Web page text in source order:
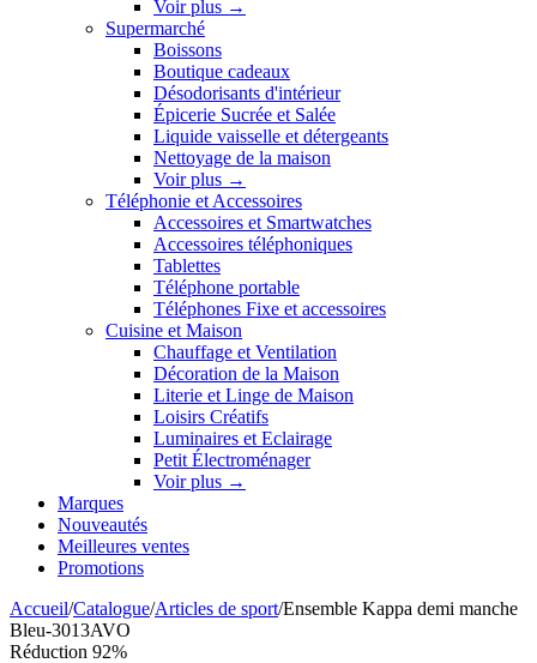
Voir plus →
Supermarché
Boissons
Boutique cadeaux
Désodorisants d'intérieur
Épicerie Sucrée et Salée
Liquide vaisselle et détergeants
Nettoyage de la maison
Voir plus →
Téléphonie et Accessoires
Accessoires et Smartwatches
Accessoires téléphoniques
Tablettes
Téléphone portable
Téléphones Fixe et accessoires
Cuisine et Maison
Chauffage et Ventilation
Décoration de la Maison
Literie et Linge de Maison
Loisirs Créatifs
Luminaires et Eclairage
Petit Électroménager
Voir plus →
Marques
Nouveautés
Meilleures ventes
Promotions
Accueil/Catalogue/Articles de sport/Ensemble Kappa demi manche
Bleu-3013AVO
Réduction 92%